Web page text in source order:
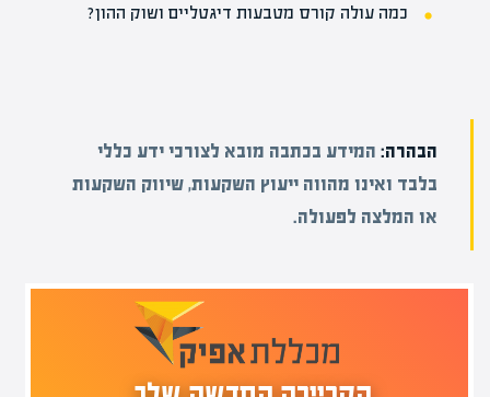
כמה עולה קורס מטבעות דיגטליים ושוק ההון?
הבהרה: המידע בכתבה מובא לצורכי ידע כללי
בלבד ואינו מהווה ייעוץ השקעות, שיווק השקעות
או המלצה לפעולה.